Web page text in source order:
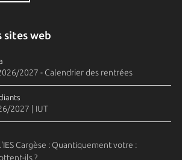
sites web
2027 - Calendrier des rentrées
2027 | IUT
Cargèse : Quantiquement votre :
ils ?